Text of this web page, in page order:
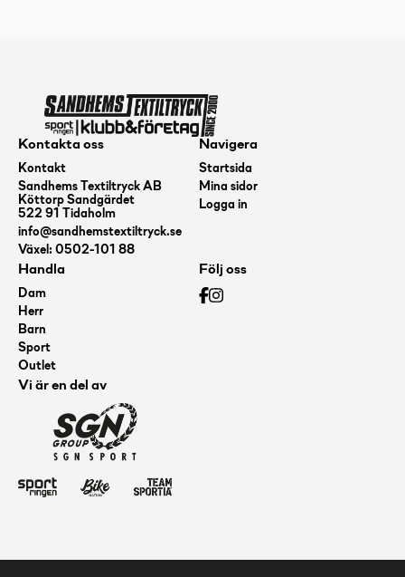
Kontakta oss
Kontakt
Sandhems Textiltryck AB
Köttorp Sandgärdet
522 91 Tidaholm
info@sandhemstextiltryck.se
Växel: 0502-101 88
Navigera
Startsida
Mina sidor
Logga in
Handla
Dam
Herr
Barn
Sport
Outlet
Följ oss
Vi är en del av